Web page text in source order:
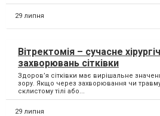
29 липня
Вітректомія – сучасне
захворювань сітківки
Здоров’я сітківки має вирішальне
зору. Якщо через захворювання чи
склистому тілі або...
29 липня